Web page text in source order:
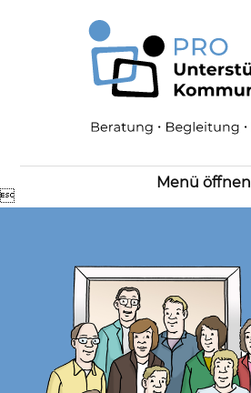
Menü öffnen
Für wen sind wir da
Unser Angebot
Wir über uns
Unser Team
Chronik
Netzwerke
Kontakt
Neuanmeldung
Anfahrt
